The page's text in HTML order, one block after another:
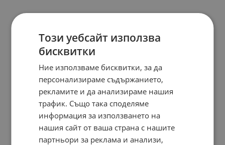
Този уебсайт използва
бисквитки
Ние използваме бисквитки, за да
персонализираме съдържанието,
рекламите и да анализираме нашия
трафик. Също така споделяме
информация за използването на
нашия сайт от ваша страна с нашите
партньори за реклама и анализи,